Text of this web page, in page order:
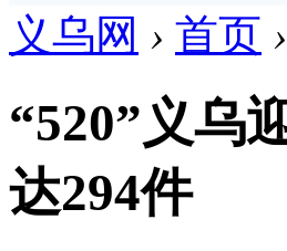
义乌网 › 首页 ›
“520”义乌
达294件